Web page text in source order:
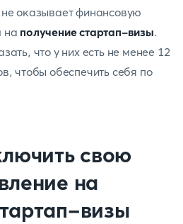
оказывает финансовую
на получение стартап-визы.
что у них есть не менее 12
чтобы обеспечить себя по
свою
на
визы